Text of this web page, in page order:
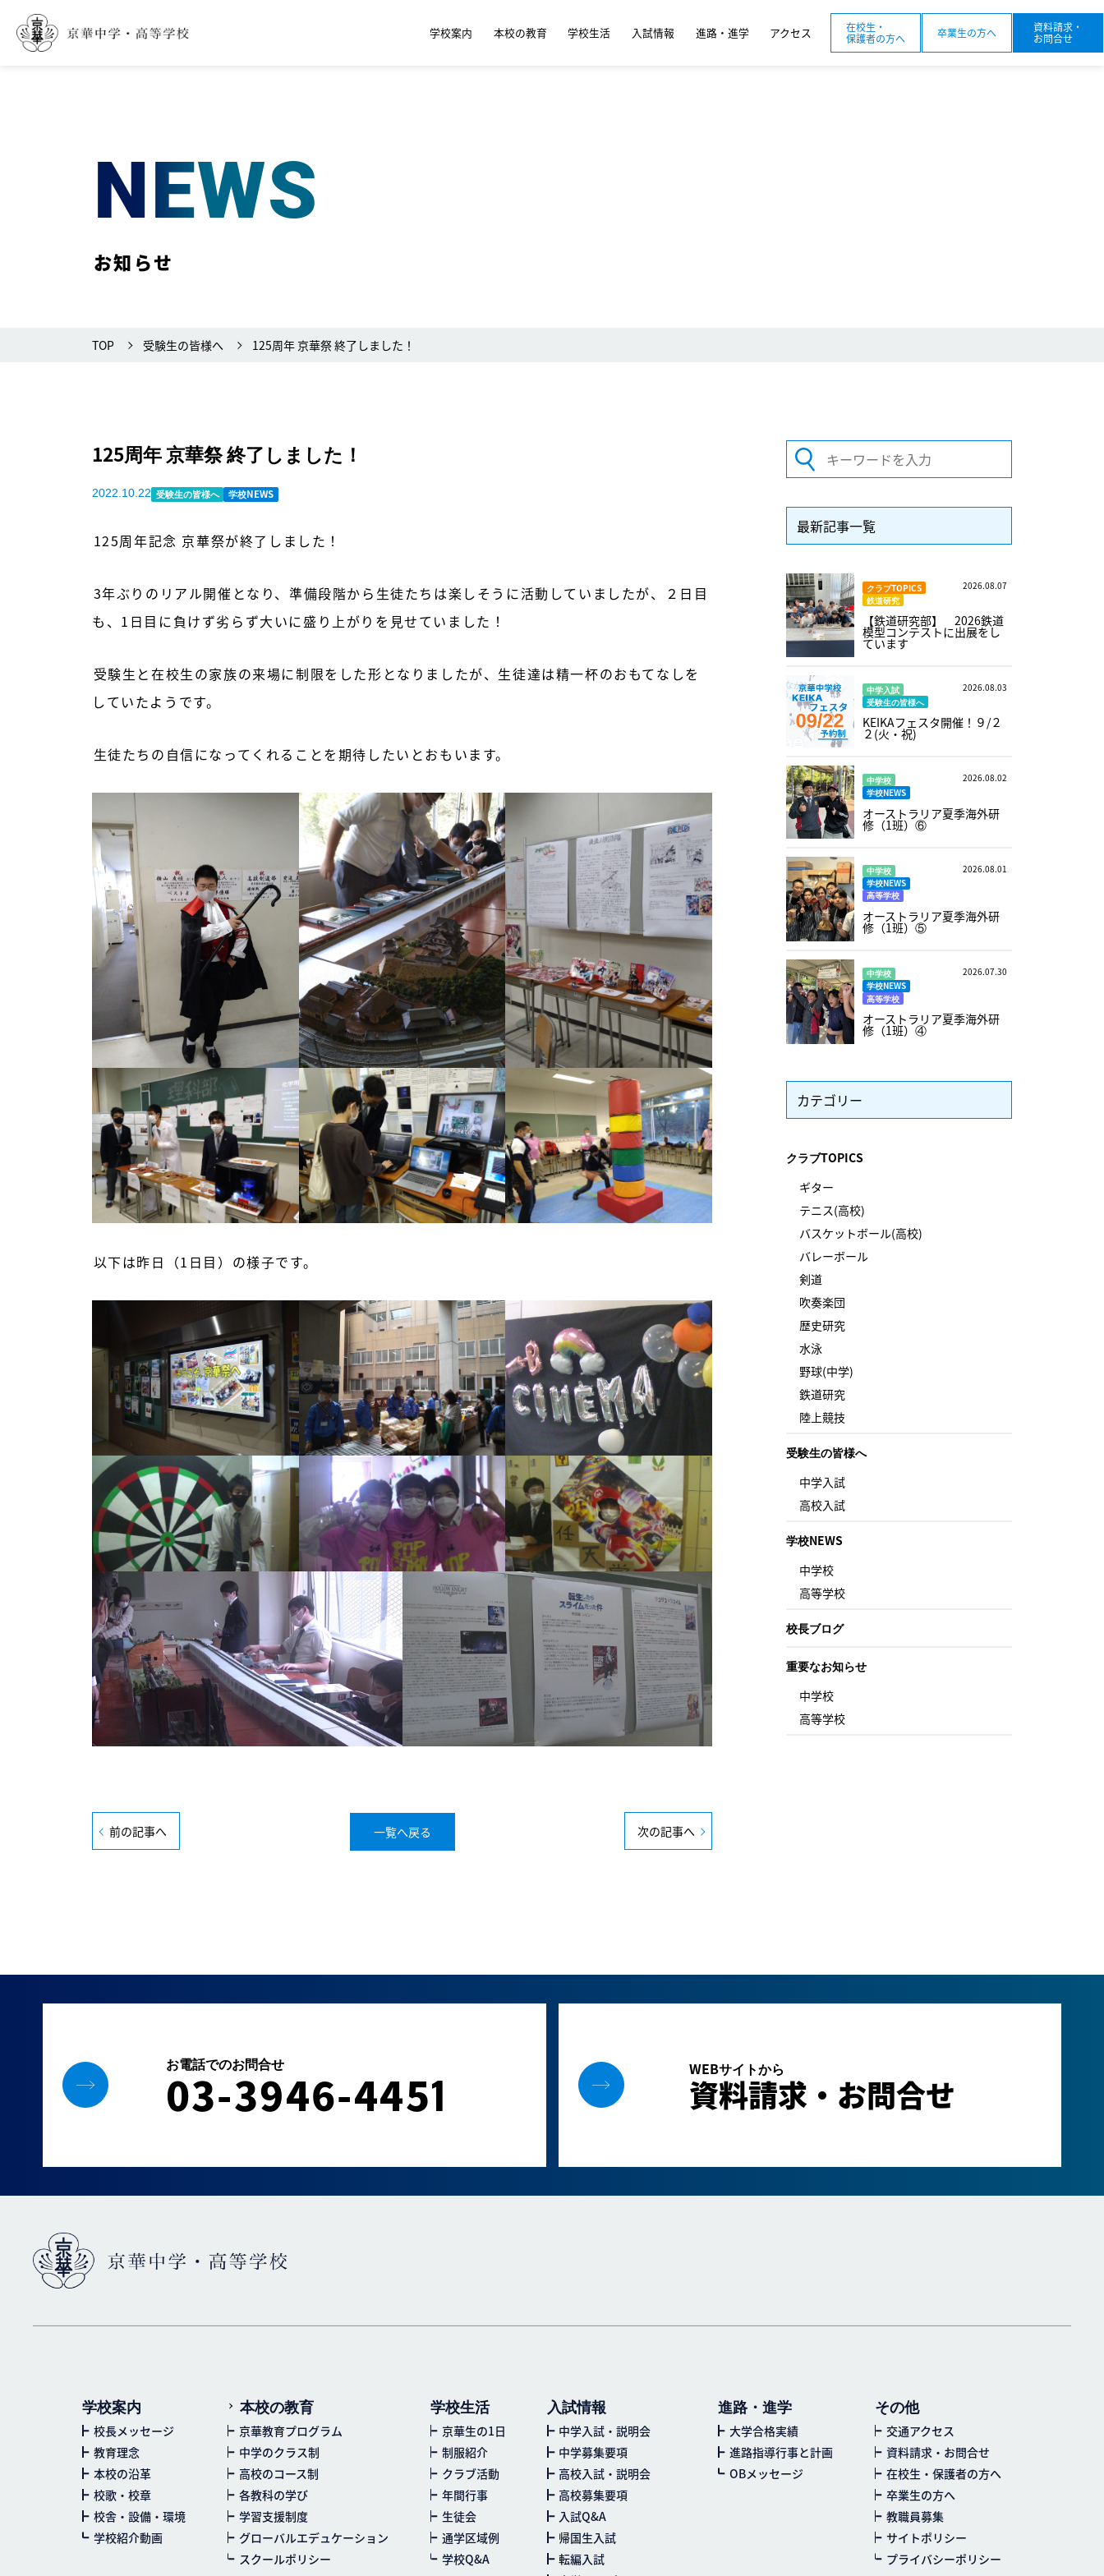
学校案内 本校の教育 学校生活 入試情報 進路・進学 アクセス
在校生・
保護者の方へ
卒業生の方へ
資料請求・
お問合せ
NEWS
お知らせ
TOP 受験生の皆様へ 125周年 京華祭 終了しました！
125周年 京華祭 終了しました！
2022.10.22 受験生の皆様へ 学校NEWS
125周年記念 京華祭が終了しました！
3年ぶりのリアル開催となり、準備段階から生徒たちは楽しそうに活動していましたが、２日目
も、1日目に負けず劣らず大いに盛り上がりを見せていました！
受験生と在校生の家族の来場に制限をした形となりましたが、生徒達は精一杯のおもてなしを
していたようです。
生徒たちの自信になってくれることを期待したいとおもいます。
以下は昨日（1日目）の様子です。
前の記事へ 一覧へ戻る 次の記事へ
最新記事一覧
クラブTOPICS
鉄道研究
2026.08.07
【鉄道研究部】 2026鉄道
模型コンテストに出展をし
ています
中学入試
受験生の皆様へ
2026.08.03
KEIKAフェスタ開催！９/２
２(火・祝)
中学校
学校NEWS
2026.08.02
オーストラリア夏季海外研
修（1班）⑥
中学校
学校NEWS
高等学校
2026.08.01
オーストラリア夏季海外研
修（1班）⑤
中学校
学校NEWS
高等学校
2026.07.30
オーストラリア夏季海外研
修（1班）④
カテゴリー
クラブTOPICS
ギター
テニス(高校)
バスケットボール(高校)
バレーボール
剣道
吹奏楽団
歴史研究
水泳
野球(中学)
鉄道研究
陸上競技
受験生の皆様へ
中学入試
高校入試
学校NEWS
中学校
高等学校
校長ブログ
重要なお知らせ
中学校
高等学校
お電話でのお問合せ
03-3946-4451 WEBサイトから
資料請求・お問合せ
学校案内
校長メッセージ
教育理念
本校の沿革
校歌・校章
校舎・設備・環境
学校紹介動画
本校の教育
京華教育プログラム
中学のクラス制
高校のコース制
各教科の学び
学習支援制度
グローバルエデュケーション
スクールポリシー
学校生活
京華生の1日
制服紹介
クラブ活動
年間行事
生徒会
通学区域例
学校Q&A
入試情報
中学入試・説明会
中学募集要項
高校入試・説明会
高校募集要項
入試Q&A
帰国生入試
転編入試
進路・進学
大学合格実績
進路指導行事と計画
OBメッセージ
その他
交通アクセス
資料請求・お問合せ
在校生・保護者の方へ
卒業生の方へ
教職員募集
サイトポリシー
プライバシーポリシー